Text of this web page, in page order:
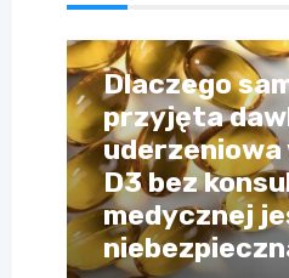
Dlaczego
przyjęta
D3 bez
medycznej